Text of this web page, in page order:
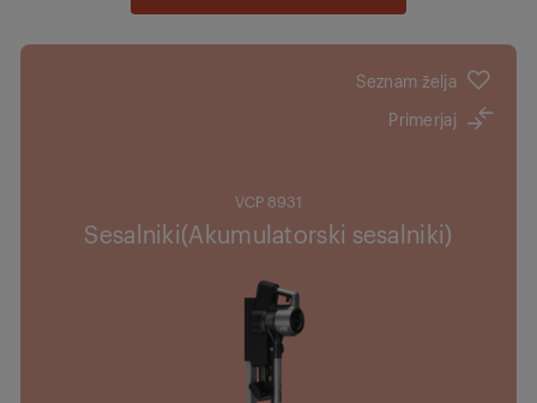
Seznam želja
Primerjaj
VCP 8931
Sesalniki(Akumulatorski sesalniki)